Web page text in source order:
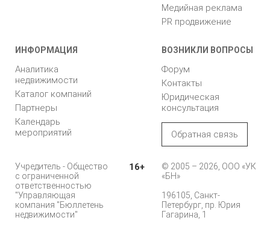
Медийная реклама
PR продвижение
ИНФОРМАЦИЯ
Аналитика
недвижимости
Каталог компаний
Партнеры
Календарь
мероприятий
ВОЗНИКЛИ ВОПРОСЫ
Форум
Контакты
Юридическая
консультация
Обратная связь
Учредитель - Общество
с ограниченной
ответственностью
"Управляющая
компания "Бюллетень
недвижимости"
16+
© 2005 – 2026, ООО «УК
«БН»
196105, Санкт-
Петербург, пр. Юрия
Гагарина, 1